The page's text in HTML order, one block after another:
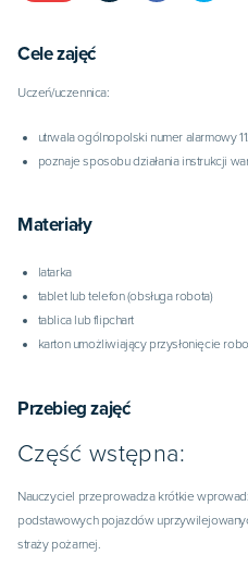
Cele zajęć
Uczeń/uczennica:
utrwala ogólnopolski numer alarmowy
poznaje sposobu działania instrukcji
Materiały
latarka
tablet lub telefon (obsługa robota)
tablica lub flipchart
karton umożliwiający przysłonięcie
Przebieg zajęć
Część wstępna:
Nauczyciel przeprowadza krótkie
podstawowych pojazdów
straży pożarnej.